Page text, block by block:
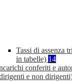
Tassi di assenza
in tabelle) 14
conferiti e
e non